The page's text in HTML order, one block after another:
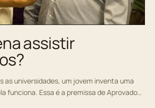
assistir
as universidades, um jovem inventa uma
funciona. Essa é a premissa de Aprovado…